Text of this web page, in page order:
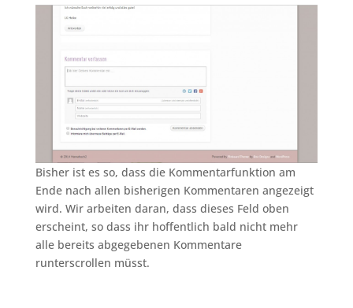
Bisher ist es so, dass die Kommentarfunktion am
Ende nach allen bisherigen Kommentaren angezeigt
wird. Wir arbeiten daran, dass dieses Feld oben
erscheint, so dass ihr hoffentlich bald nicht mehr
alle bereits abgegebenen Kommentare
runterscrollen müsst.